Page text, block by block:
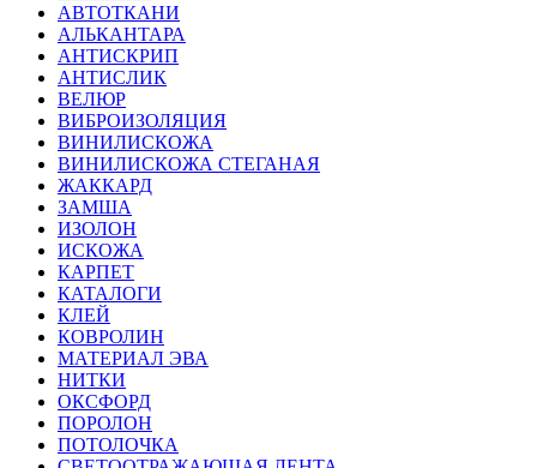
АВТОТКАНИ
АЛЬКАНТАРА
АНТИСКРИП
АНТИСЛИК
ВЕЛЮР
ВИБРОИЗОЛЯЦИЯ
ВИНИЛИСКОЖА
ВИНИЛИСКОЖА СТЕГАНАЯ
ЖАККАРД
ЗАМША
ИЗОЛОН
ИСКОЖА
КАРПЕТ
КАТАЛОГИ
КЛЕЙ
КОВРОЛИН
МАТЕРИАЛ ЭВА
НИТКИ
ОКСФОРД
ПОРОЛОН
ПОТОЛОЧКА